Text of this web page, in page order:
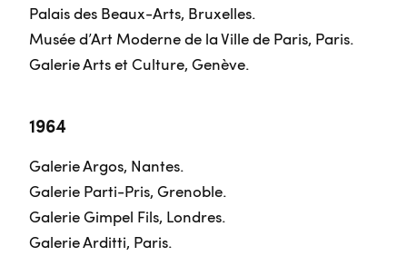
Palais des Beaux-Arts, Bruxelles.
Musée d’Art Moderne de la Ville de Paris, Paris.
Galerie Arts et Culture, Genève.
1964
Galerie Argos, Nantes.
Galerie Parti-Pris, Grenoble.
Galerie Gimpel Fils, Londres.
Galerie Arditti, Paris.